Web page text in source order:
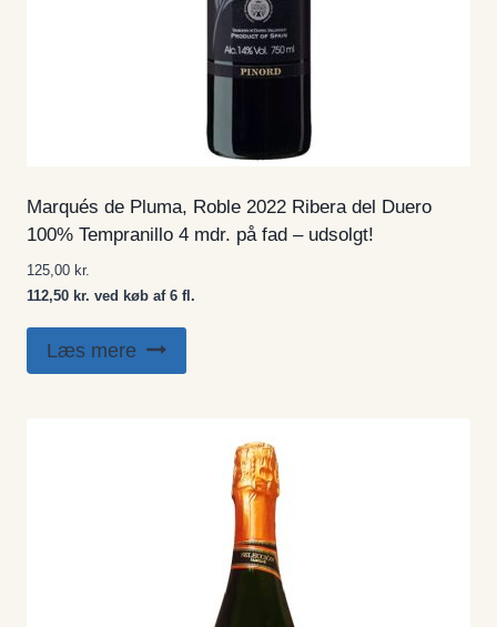
Marqués de Pluma, Roble 2022 Ribera del Duero
100% Tempranillo 4 mdr. på fad – udsolgt!
125,00 kr.
112,50 kr. ved køb af 6 fl.
Læs mere